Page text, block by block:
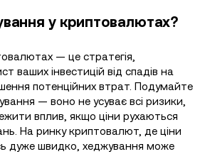
у криптовалютах?
— це стратегія,
ваших інвестицій від спадів на
потенційних втрат. Подумайте
— воно не усуває всі ризики,
вплив, якщо ціни рухаються
На ринку криптовалют, де ціни
дуже швидко, хеджування може